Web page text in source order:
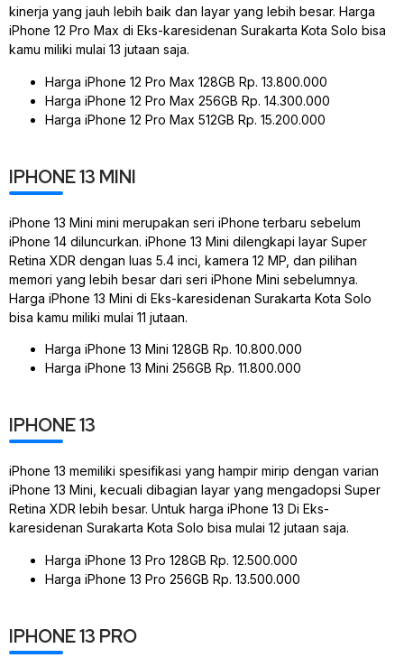
kinerja yang jauh lebih baik dan layar yang lebih besar. Harga
iPhone 12 Pro Max di Eks-karesidenan Surakarta Kota Solo bisa
kamu miliki mulai 13 jutaan saja.
Harga iPhone 12 Pro Max 128GB Rp. 13.800.000
Harga iPhone 12 Pro Max 256GB Rp. 14.300.000
Harga iPhone 12 Pro Max 512GB Rp. 15.200.000
IPHONE 13 MINI
iPhone 13 Mini mini merupakan seri iPhone terbaru sebelum
iPhone 14 diluncurkan. iPhone 13 Mini dilengkapi layar Super
Retina XDR dengan luas 5.4 inci, kamera 12 MP, dan pilihan
memori yang lebih besar dari seri iPhone Mini sebelumnya.
Harga iPhone 13 Mini di Eks-karesidenan Surakarta Kota Solo
bisa kamu miliki mulai 11 jutaan.
Harga iPhone 13 Mini 128GB Rp. 10.800.000
Harga iPhone 13 Mini 256GB Rp. 11.800.000
IPHONE 13
iPhone 13 memiliki spesifikasi yang hampir mirip dengan varian
iPhone 13 Mini, kecuali dibagian layar yang mengadopsi Super
Retina XDR lebih besar. Untuk harga iPhone 13 Di Eks-
karesidenan Surakarta Kota Solo bisa mulai 12 jutaan saja.
Harga iPhone 13 Pro 128GB Rp. 12.500.000
Harga iPhone 13 Pro 256GB Rp. 13.500.000
IPHONE 13 PRO